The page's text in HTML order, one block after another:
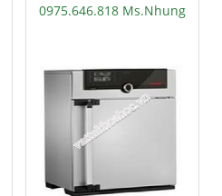
0975.646.818 Ms.Nhung